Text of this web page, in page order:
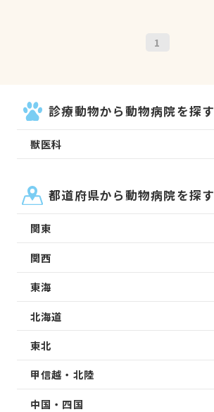
1
診療動物から動物病院を探す
獣医科
都道府県から動物病院を探す
関東
関西
東海
北海道
東北
甲信越・北陸
中国・四国